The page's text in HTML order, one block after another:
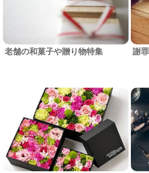
老舗の和菓子や贈り物特集 謝